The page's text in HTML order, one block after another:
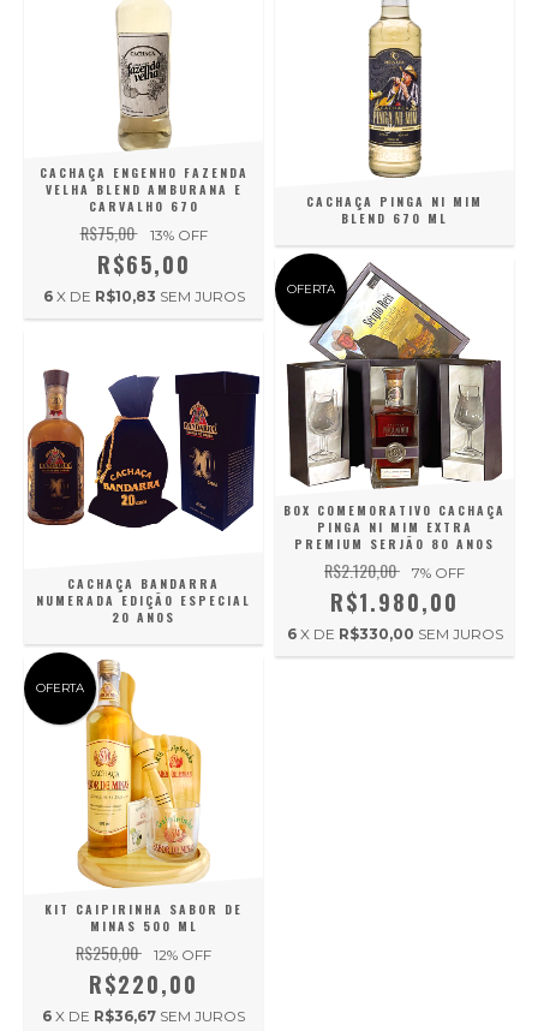
CACHAÇA ENGENHO FAZENDA
VELHA BLEND AMBURANA E
CARVALHO 670
R$75,00 13% OFF
R$65,00
6 X DE R$10,83 SEM JUROS
CACHAÇA PINGA NI MIM
BLEND 670 ML
CACHAÇA BANDARRA
NUMERADA EDIÇÃO ESPECIAL
20 ANOS
OFERTA
BOX COMEMORATIVO CACHAÇA
PINGA NI MIM EXTRA
PREMIUM SERJÃO 80 ANOS
R$2.120,00 7% OFF
R$1.980,00
6 X DE R$330,00 SEM JUROS
OFERTA
KIT CAIPIRINHA SABOR DE
MINAS 500 ML
R$250,00 12% OFF
R$220,00
6 X DE R$36,67 SEM JUROS